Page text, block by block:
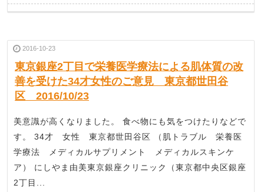
2016-10-23
東京銀座2丁目で栄養医学療法による肌体質の改
善を受けた34才女性のご意見 東京都世田谷
区 2016/10/23
美意識が高くなりました。 食べ物にも気をつけたりなどで
す。 34才 女性 東京都世田谷区 （肌トラブル 栄養医
学療法 メディカルサプリメント メディカルスキンケ
ア） にしやま由美東京銀座クリニック（東京都中央区銀座
2丁目...